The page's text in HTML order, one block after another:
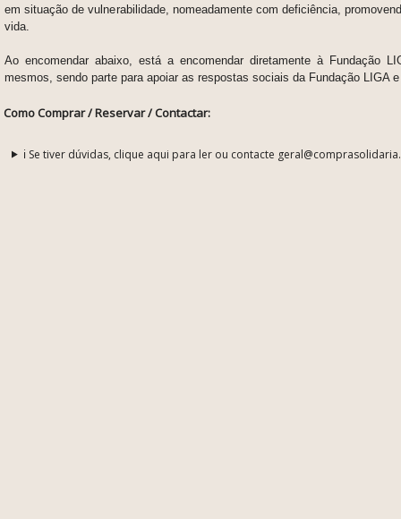
em situação de vulnerabilidade, nomeadamente com deficiência,
vida.
Ao encomendar abaixo, está a encomendar diretamente à Fundação
mesmos, sendo parte para apoiar as respostas sociais da Fundação LIGA
Como Comprar / Reservar / Contactar:
ℹ️ Se tiver dúvidas, clique aqui para ler ou contacte